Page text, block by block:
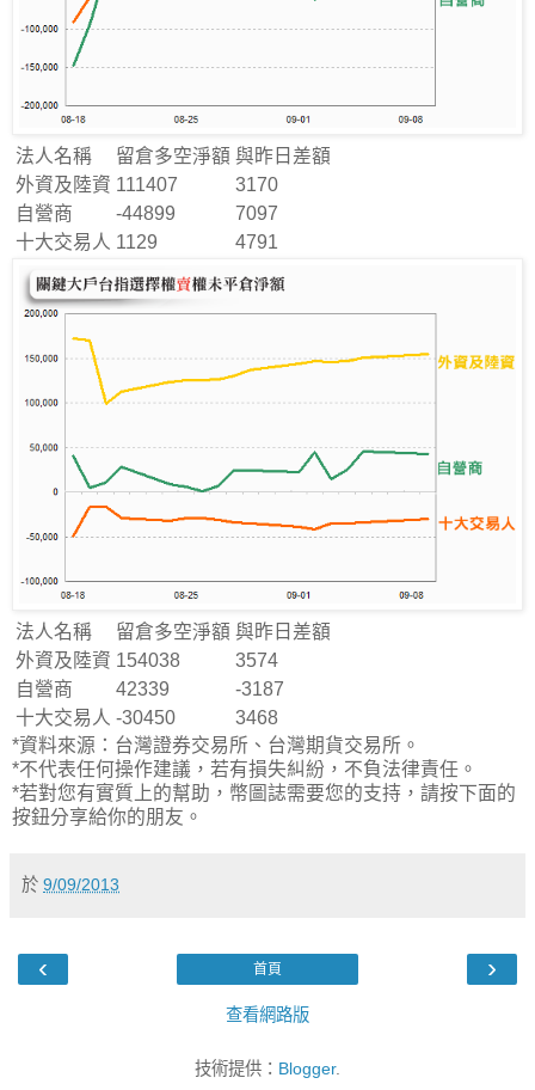
法人名稱 留倉多空淨額 與昨日差額
外資及陸資 111407
3170
自營商
-44899
7097
十大交易人 1129 4791
法人名稱 留倉多空淨額 與昨日差額
外資及陸資 154038
3574
自營商
42339
-3187
十大交易人 -30450
3468
*資料來源：台灣證券交易所、台灣期貨交易所。
*不代表任何操作建議，若有損失糾紛，不負法律責任。
*若對您有實質上的幫助，幣圖誌需要您的支持，請按下面的
按鈕分享給你的朋友。
於 9/09/2013
‹ ›
首頁
查看網路版
技術提供： Blogger.